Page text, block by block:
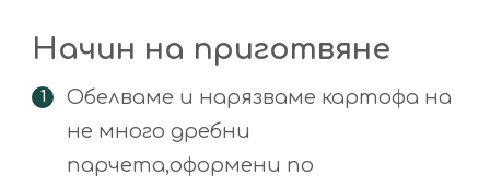
Начин на приготвяне
Обелваме и нарязваме картофа на
не много дребни
парчета,оформени по